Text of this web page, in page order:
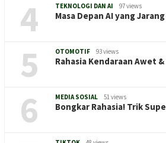
4 TEKNOLOGI DAN AI 97 views
Masa Depan AI yang
5 OTOMOTIF 93 views
Rahasia Kendaraan Awet
6 MEDIA SOSIAL 51 views
Bongkar Rahasia! Trik